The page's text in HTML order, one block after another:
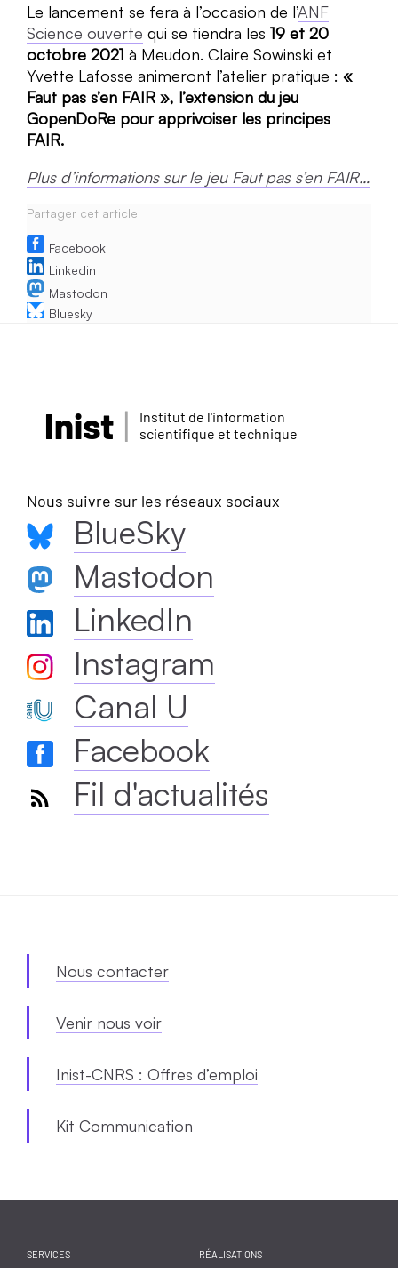
Le lancement se fera à l’occasion de l’ANF
Science ouverte qui se tiendra les 19 et 20
octobre 2021 à Meudon. Claire Sowinski et
Yvette Lafosse animeront l’atelier pratique : «
Faut pas s’en FAIR », l’extension du jeu
GopenDoRe pour apprivoiser les principes
FAIR.
Plus d’informations sur le jeu Faut pas s’en FAIR…
Partager cet article
Facebook
Linkedin
Mastodon
Bluesky
Inist
Institut de l'information
scientifique et technique
Nous suivre sur les réseaux sociaux
BlueSky
Mastodon
LinkedIn
Instagram
Canal U
Facebook
Fil d'actualités
Nous contacter
Venir nous voir
Inist-CNRS : Offres d’emploi
Kit Communication
SERVICES RÉALISATIONS